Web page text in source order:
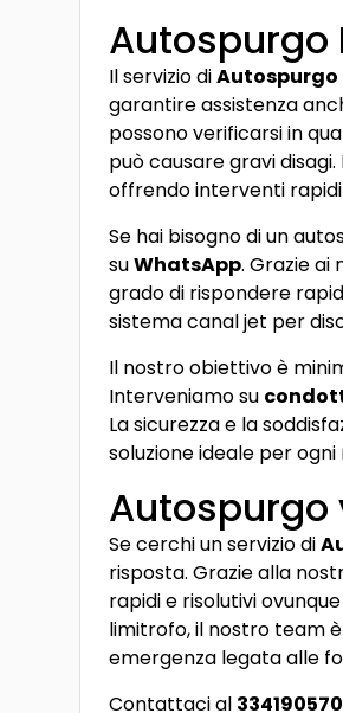
Autospurgo
Il servizio di
garantire assistenza
possono verificarsi in
può causare gravi
offrendo interventi
Se hai bisogno di un
suWhatsApp. Grazie ai
grado di rispondere
sistema canal jet per
Il nostro obiettivo è
Interveniamo su
La sicurezza e la
soluzione ideale per
Se cerchi un servizio di
risposta. Grazie alla
rapidi e risolutivi
limitrofo, il nostro team
emergenza legata alle
Contattaci al